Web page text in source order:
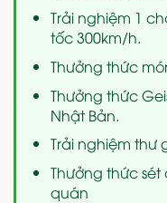
Trải nghiệm 1
tốc 300km/h.
Thưởng thức
Thưởng thức
Nhật Bản.
Trải nghiệm thư
Thưởng thức
quán